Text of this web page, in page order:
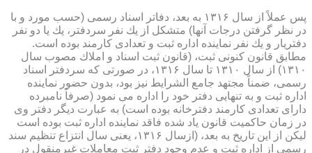
پس عملاً از سال ۱۳۱۶ به بعد، دفاتر اسناد رسمی (حسب مورد و با
در نظر گرفتن درجات آنها) متشكل از یك نفر سردفتر، یك یا دو نفر
دفتریار و یك نفر نماینده اداره ثبت و تعدادی كارمند بوده است.
مطابق قانون كنونی ثبت، (قانون ثبت اسناد و املاك مصوب سال
۱۳۱۰) از سال ۱۳۱۰ تا سال ۱۳۱۶، در صورتی كه سردفتر اسناد
رسمی، ضمناً مجتهد جامع الشرایط نیز بود، بدون حضور نماینده
اداره ثبت و به تنهایی دفتر خود را اداره می نمود (صرفاً نامبرده
دارای تعدادی كارمند دفترخانه بوده است) به عبارت دیگر دفتر وی
در زمان حاكمیت قانون یاد شده فاقد نماینده اداره ثبت بوده است
لیكن از این تاریخ به بعد، (ازسال ۱۳۱۶، یعنی سال انتزاع تنظیم سند
رسمی از اداره ثبت و عدم وجود دفتر ثبت معاملات غیرمنقول در